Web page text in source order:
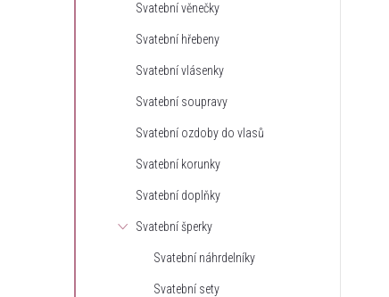
Svatební věnečky
Svatební hřebeny
Svatební vlásenky
Svatební soupravy
Svatební ozdoby do vlasů
Svatební korunky
Svatební doplňky
Svatební šperky
Svatební náhrdelníky
Svatební sety